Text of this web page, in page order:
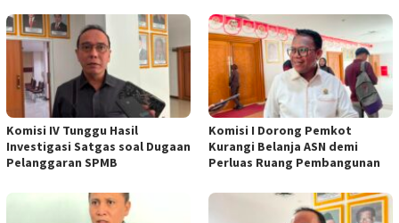
Komisi IV Tunggu Hasil
Investigasi Satgas soal Dugaan
Pelanggaran SPMB
Komisi I Dorong Pemkot
Kurangi Belanja ASN demi
Perluas Ruang Pembangunan